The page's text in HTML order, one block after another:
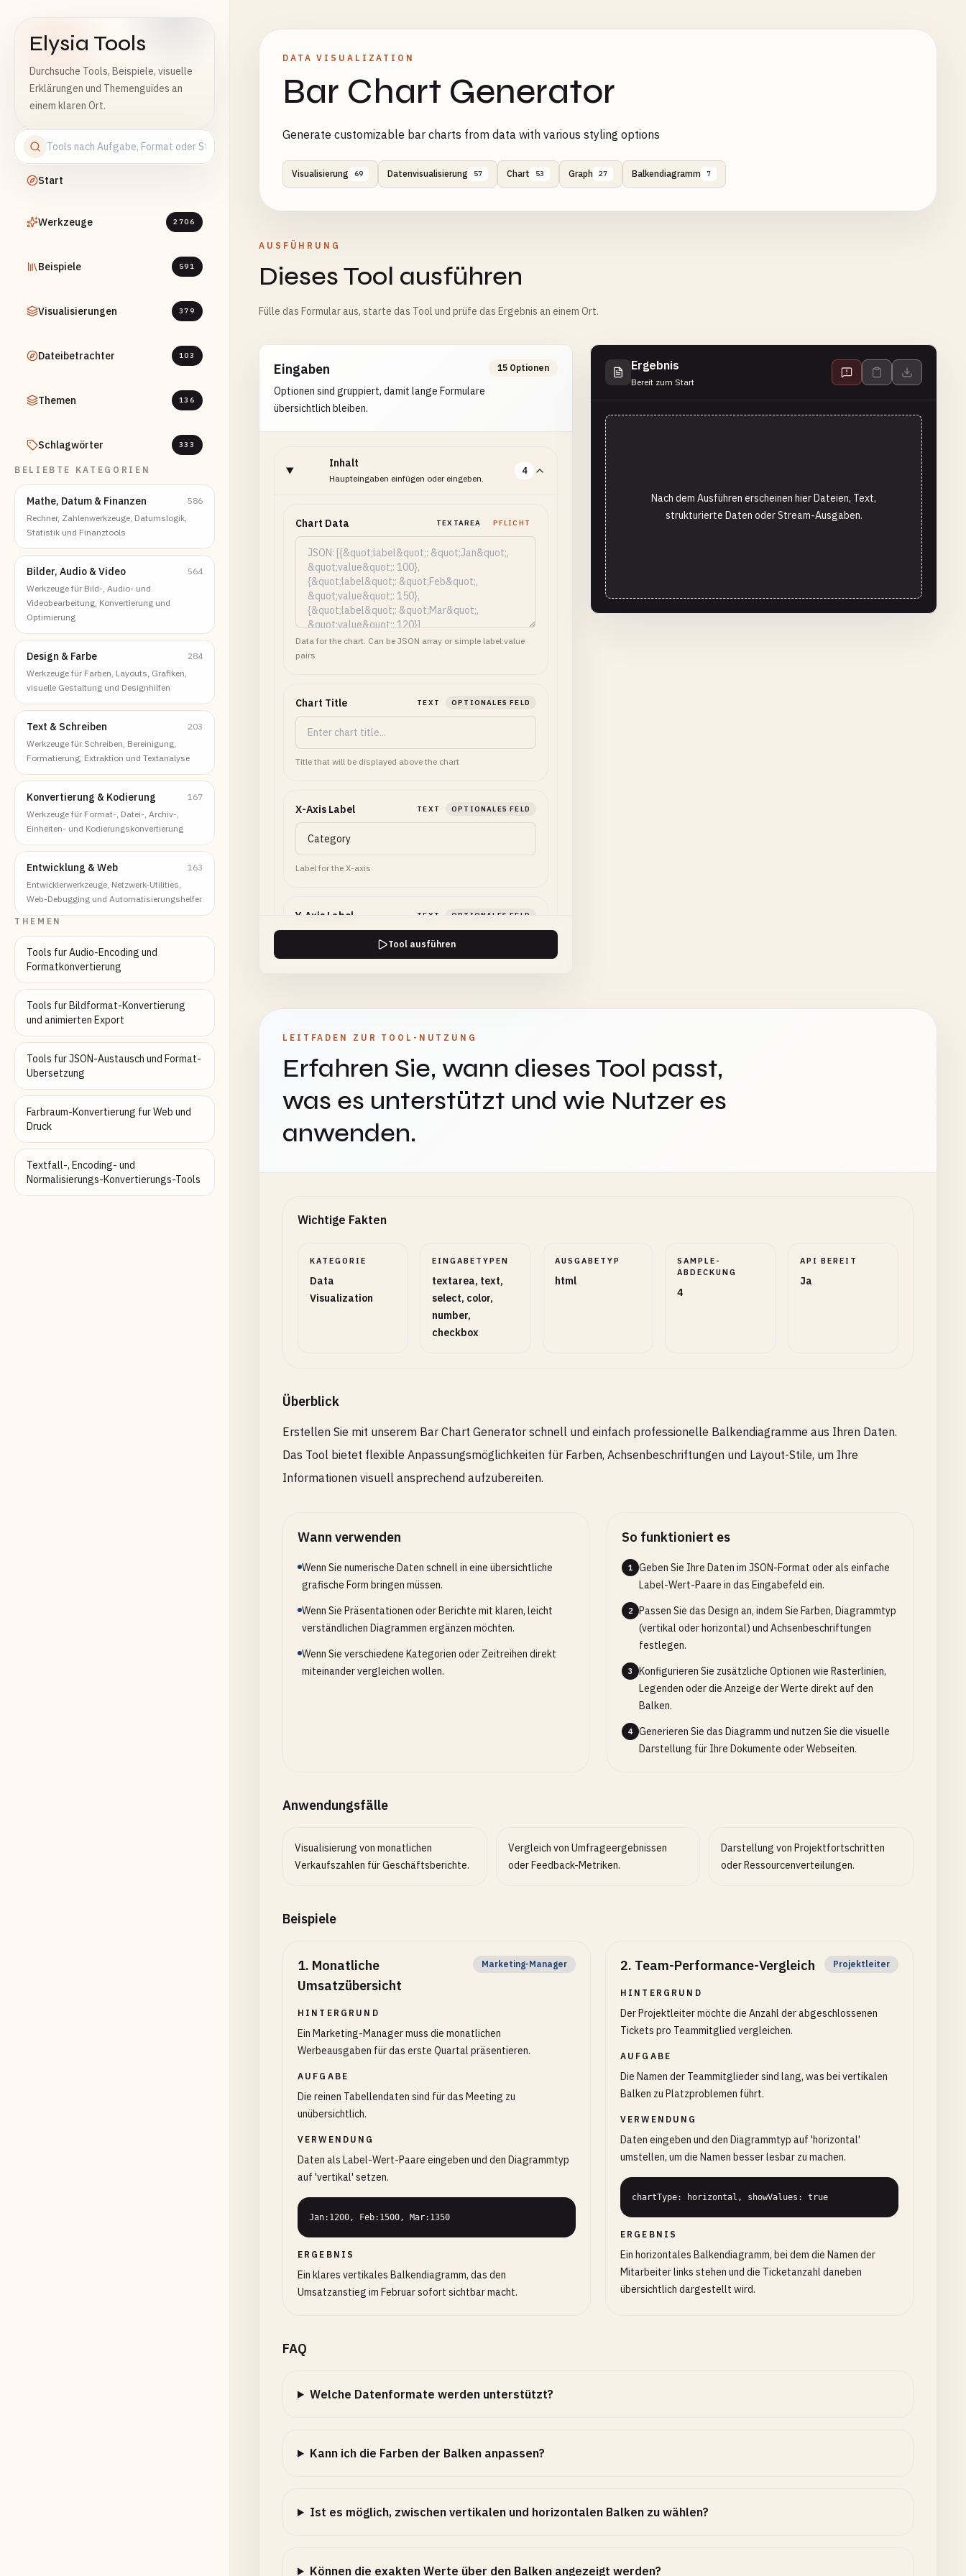
Elysia Tools
Durchsuche Tools, Beispiele, visuelle
Erklärungen und Themenguides an
einem klaren Ort.
Start
Werkzeuge 2706
Beispiele 591
Visualisierungen 379
Dateibetrachter 103
Themen 136
Schlagwörter 333
BELIEBTE KATEGORIEN
Mathe, Datum & Finanzen
586
Rechner, Zahlenwerkzeuge, Datumslogik,
Statistik und Finanztools
Bilder, Audio & Video
564
Werkzeuge für Bild-, Audio- und
Videobearbeitung, Konvertierung und
Optimierung
Design & Farbe
284
Werkzeuge für Farben, Layouts, Grafiken,
visuelle Gestaltung und Designhilfen
Text & Schreiben
203
Werkzeuge für Schreiben, Bereinigung,
Formatierung, Extraktion und Textanalyse
Konvertierung & Kodierung
167
Werkzeuge für Format-, Datei-, Archiv-,
Einheiten- und Kodierungskonvertierung
Entwicklung & Web
163
Entwicklerwerkzeuge, Netzwerk-Utilities,
Web-Debugging und Automatisierungshelfer
THEMEN
Tools fur Audio-Encoding und
Formatkonvertierung
Tools fur Bildformat-Konvertierung
und animierten Export
Tools fur JSON-Austausch und Format-
Ubersetzung
Farbraum-Konvertierung fur Web und
Druck
Textfall-, Encoding- und
Normalisierungs-Konvertierungs-Tools
DATA VISUALIZATION
Bar Chart Generator
Generate customizable bar charts from data with various styling options
Visualisierung 69 Datenvisualisierung 57 Chart 53 Graph 27 Balkendiagramm 7
AUSFÜHRUNG
Dieses Tool ausführen
Fülle das Formular aus, starte das Tool und prüfe das Ergebnis an einem Ort.
Eingaben
Optionen sind gruppiert, damit lange Formulare
übersichtlich bleiben.
15 Optionen
Inhalt
Haupteingaben einfügen oder eingeben.
4
Chart Data TEXTAREA PFLICHT
Data for the chart. Can be JSON array or simple label:value
pairs
Chart Title TEXT OPTIONALES FELD
Title that will be displayed above the chart
X-Axis Label TEXT OPTIONALES FELD
Label for the X-axis
Y-Axis Label TEXT OPTIONALES FELD
Einstellungen
Optionales Verhalten aktivieren oder deaktivieren.
3
Tool ausführen
Ergebnis
Bereit zum Start
Nach dem Ausführen erscheinen hier Dateien, Text,
strukturierte Daten oder Stream-Ausgaben.
LEITFADEN ZUR TOOL-NUTZUNG
Erfahren Sie, wann dieses Tool passt,
was es unterstützt und wie Nutzer es
anwenden.
Wichtige Fakten
KATEGORIE
Data
Visualization
EINGABETYPEN
textarea, text,
select, color,
number,
checkbox
AUSGABETYP
html
SAMPLE-
ABDECKUNG
4
API BEREIT
Ja
Überblick
Erstellen Sie mit unserem Bar Chart Generator schnell und einfach professionelle Balkendiagramme aus Ihren Daten.
Das Tool bietet flexible Anpassungsmöglichkeiten für Farben, Achsenbeschriftungen und Layout-Stile, um Ihre
Informationen visuell ansprechend aufzubereiten.
Wann verwenden
Wenn Sie numerische Daten schnell in eine übersichtliche
grafische Form bringen müssen.
Wenn Sie Präsentationen oder Berichte mit klaren, leicht
verständlichen Diagrammen ergänzen möchten.
Wenn Sie verschiedene Kategorien oder Zeitreihen direkt
miteinander vergleichen wollen.
So funktioniert es
1
Geben Sie Ihre Daten im JSON-Format oder als einfache
Label-Wert-Paare in das Eingabefeld ein.
2
Passen Sie das Design an, indem Sie Farben, Diagrammtyp
(vertikal oder horizontal) und Achsenbeschriftungen
festlegen.
3
Konfigurieren Sie zusätzliche Optionen wie Rasterlinien,
Legenden oder die Anzeige der Werte direkt auf den
Balken.
4
Generieren Sie das Diagramm und nutzen Sie die visuelle
Darstellung für Ihre Dokumente oder Webseiten.
Anwendungsfälle
Visualisierung von monatlichen
Verkaufszahlen für Geschäftsberichte.
Vergleich von Umfrageergebnissen
oder Feedback-Metriken.
Darstellung von Projektfortschritten
oder Ressourcenverteilungen.
Beispiele
1. Monatliche
Umsatzübersicht
Marketing-Manager
HINTERGRUND
Ein Marketing-Manager muss die monatlichen
Werbeausgaben für das erste Quartal präsentieren.
AUFGABE
Die reinen Tabellendaten sind für das Meeting zu
unübersichtlich.
VERWENDUNG
Daten als Label-Wert-Paare eingeben und den Diagrammtyp
auf 'vertikal' setzen.
Jan:1200, Feb:1500, Mar:1350
ERGEBNIS
Ein klares vertikales Balkendiagramm, das den
Umsatzanstieg im Februar sofort sichtbar macht.
2. Team-Performance-Vergleich Projektleiter
HINTERGRUND
Der Projektleiter möchte die Anzahl der abgeschlossenen
Tickets pro Teammitglied vergleichen.
AUFGABE
Die Namen der Teammitglieder sind lang, was bei vertikalen
Balken zu Platzproblemen führt.
VERWENDUNG
Daten eingeben und den Diagrammtyp auf 'horizontal'
umstellen, um die Namen besser lesbar zu machen.
chartType: horizontal, showValues: true
ERGEBNIS
Ein horizontales Balkendiagramm, bei dem die Namen der
Mitarbeiter links stehen und die Ticketanzahl daneben
übersichtlich dargestellt wird.
FAQ
Welche Datenformate werden unterstützt?
Kann ich die Farben der Balken anpassen?
Ist es möglich, zwischen vertikalen und horizontalen Balken zu wählen?
Können die exakten Werte über den Balken angezeigt werden?